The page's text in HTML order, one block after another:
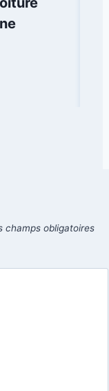
champs obligatoires